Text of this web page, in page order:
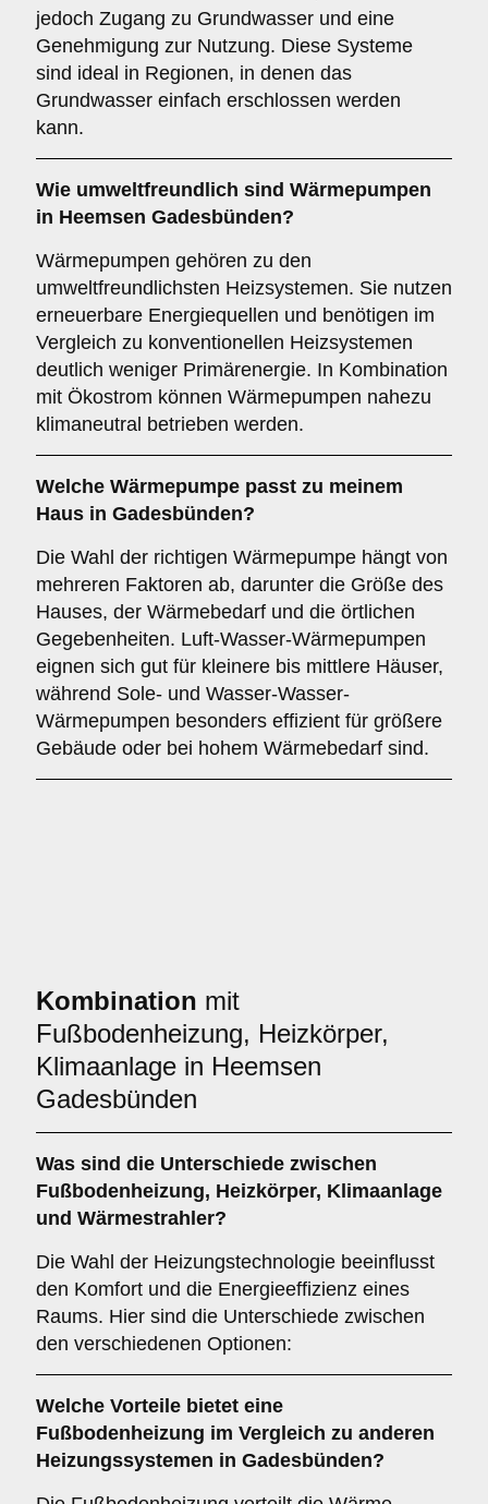
jedoch Zugang zu Grundwasser und eine
Genehmigung zur Nutzung. Diese Systeme
sind ideal in Regionen, in denen das
Grundwasser einfach erschlossen werden
kann.
Wie umweltfreundlich sind Wärmepumpen
in Heemsen Gadesbünden?
Wärmepumpen gehören zu den
umweltfreundlichsten Heizsystemen. Sie nutzen
erneuerbare Energiequellen und benötigen im
Vergleich zu konventionellen Heizsystemen
deutlich weniger Primärenergie. In Kombination
mit Ökostrom können Wärmepumpen nahezu
klimaneutral betrieben werden.
Welche Wärmepumpe passt zu meinem
Haus in Gadesbünden?
Die Wahl der richtigen Wärmepumpe hängt von
mehreren Faktoren ab, darunter die Größe des
Hauses, der Wärmebedarf und die örtlichen
Gegebenheiten. Luft-Wasser-Wärmepumpen
eignen sich gut für kleinere bis mittlere Häuser,
während Sole- und Wasser-Wasser-
Wärmepumpen besonders effizient für größere
Gebäude oder bei hohem Wärmebedarf sind.
Kombination mit
Fußbodenheizung, Heizkörper,
Klimaanlage in Heemsen
Gadesbünden
Was sind die Unterschiede zwischen
Fußbodenheizung, Heizkörper, Klimaanlage
und Wärmestrahler?
Die Wahl der Heizungstechnologie beeinflusst
den Komfort und die Energieeffizienz eines
Raums. Hier sind die Unterschiede zwischen
den verschiedenen Optionen:
Welche Vorteile bietet eine
Fußbodenheizung im Vergleich zu anderen
Heizungssystemen in Gadesbünden?